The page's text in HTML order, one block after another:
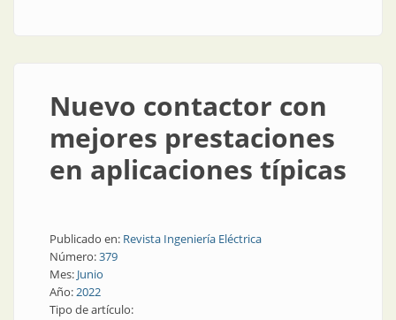
Nuevo contactor con
mejores prestaciones
en aplicaciones típicas
Publicado en: Revista Ingeniería Eléctrica
Número:379
Mes: Junio
Año:2022
Tipo de artículo: